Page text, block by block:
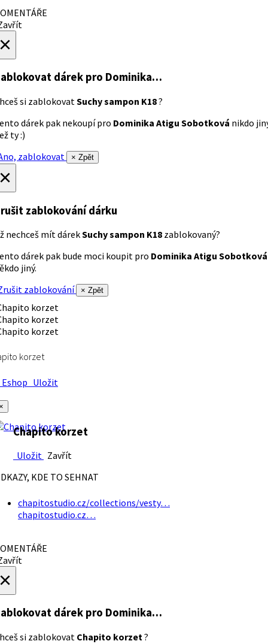
dárek pro Dominika…
si zablokovatSuchy sampon K18?
dárek pak nekoupí pro Dominika Atigu Sobotková nikdo
ty :)
zablokovat
× Zpět
zablokování dárku
nechceš mít dárekSuchy sampon K18 zablokovaný?
dárek pak bude moci koupit pro Dominika Atigu Sobotková
jiný.
zablokování
× Zpět
korzet
Uložit
Chapito korzet
Uložit Zavřít
KDE TO SEHNAT
chapitostudio.cz/collections/vesty…
chapitostudio.cz…
dárek pro Dominika…
si zablokovat Chapito korzet?